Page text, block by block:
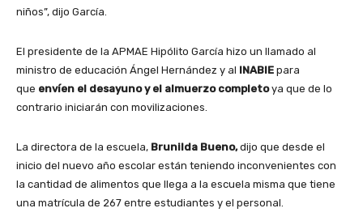
niños”, dijo García.
El presidente de la APMAE Hipólito García hizo un llamado al
ministro de educación Ángel Hernández y al INABIE para
que envíen el desayuno y el almuerzo completoya que de lo
contrario iniciarán con movilizaciones.
La directora de la escuela, Brunilda Bueno,dijo que desde el
inicio del nuevo año escolar están teniendo inconvenientes con
la cantidad de alimentos que llega a la escuela misma que tiene
una matrícula de 267 entre estudiantes y el personal.